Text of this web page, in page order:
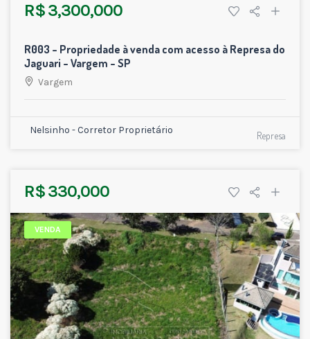
R$ 3,300,000
VENDIDO
34
R003 – Propriedade à venda com acesso à Represa do
Jaguari – Vargem – SP
Vargem
Nelsinho - Corretor Proprietário Represa
R$ 330,000
VENDA